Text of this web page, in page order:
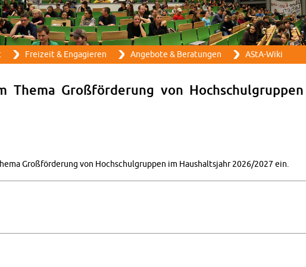
Direkt zum Inhalt
Frei­zeit & En­ga­gie­ren An­ge­bo­te & Be­ra­tun­gen AStA-Wi­ki
Thema Groß­för­de­rung von
Groß­för­de­rung von Hoch­schul­grup­pen im Haus­halts­jahr 2026/2027 ein.